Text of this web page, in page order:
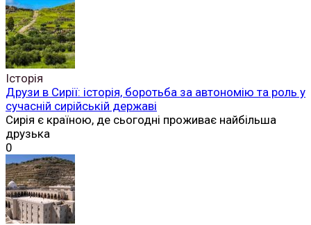
Історія
Друзи в Сирії: історія, боротьба за автономію та роль у
сучасній сирійській державі
Сирія є країною, де сьогодні проживає найбільша
друзька
0